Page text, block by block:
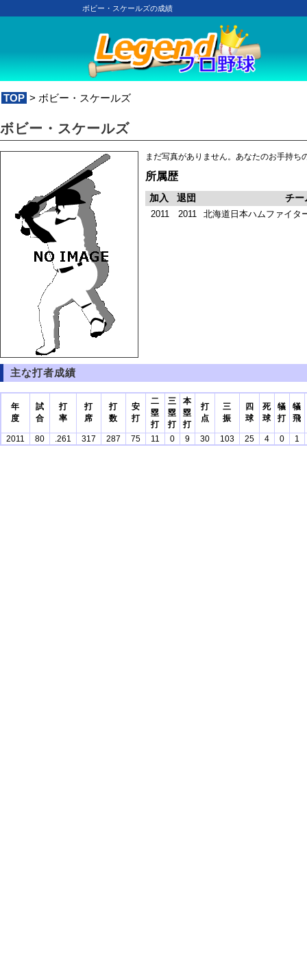
ボビー・スケールズの成績
TOP > ボビー・スケールズ
ボビー・スケールズ
まだ写真がありません。あなたのお手持ち
所属歴
加入 退団 チー
2011 2011 北海道日本ハムファイタ
主な打者成績
年
度
試
合
打
率
打
席
打
数
安
打
二
塁
打
三
塁
打
本
塁
打
打
点
三
振
四
球
死
球
犠
打
犠
飛
2011 80 .261 317 287 75 11 0 9 30 103 25 4 0 1